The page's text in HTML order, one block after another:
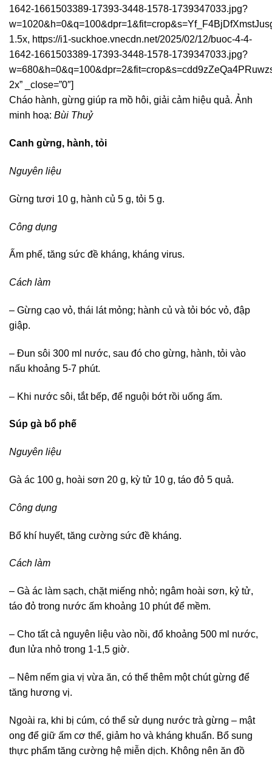
1642-1661503389-17393-3448-1578-1739347033.jpg?
1.5x, https://i1-suckhoe.vnecdn.net/2025/02/12/buoc-4-4-
1642-1661503389-17393-3448-1578-1739347033.jpg?
2x” _close=”0″]
Cháo hành, gừng giúp ra mồ hôi, giải cảm hiệu quả. Ảnh
minh hoạ: Bùi Thuỷ
Canh gừng, hành, tỏi
Nguyên liệu
Gừng tươi 10 g, hành củ 5 g, tỏi 5 g.
Công dụng
Ấm phế, tăng sức đề kháng, kháng virus.
Cách làm
– Gừng cạo vỏ, thái lát mỏng; hành củ và tỏi bóc vỏ, đập
giập.
– Đun sôi 300 ml nước, sau đó cho gừng, hành, tỏi vào
nấu khoảng 5-7 phút.
– Khi nước sôi, tắt bếp, để nguội bớt rồi uống ấm.
Súp gà bổ phế
Nguyên liệu
Gà ác 100 g, hoài sơn 20 g, kỳ tử 10 g, táo đỏ 5 quả.
Công dụng
Bổ khí huyết, tăng cường sức đề kháng.
Cách làm
– Gà ác làm sạch, chặt miếng nhỏ; ngâm hoài sơn, kỷ tử,
táo đỏ trong nước ấm khoảng 10 phút để mềm.
– Cho tất cả nguyên liệu vào nồi, đổ khoảng 500 ml nước,
đun lửa nhỏ trong 1-1,5 giờ.
– Nêm nếm gia vị vừa ăn, có thể thêm một chút gừng để
tăng hương vị.
Ngoài ra, khi bị cúm, có thể sử dụng nước trà gừng – mật
ong để giữ ấm cơ thể, giảm ho và kháng khuẩn. Bổ sung
thực phẩm tăng cường hệ miễn dịch. Không nên ăn đồ